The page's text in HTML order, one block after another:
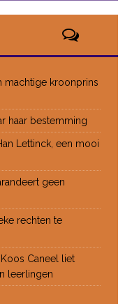
machtige kroonprins
haar bestemming
Lettinck, een mooi
geen
rechten te
Caneel liet
leerlingen